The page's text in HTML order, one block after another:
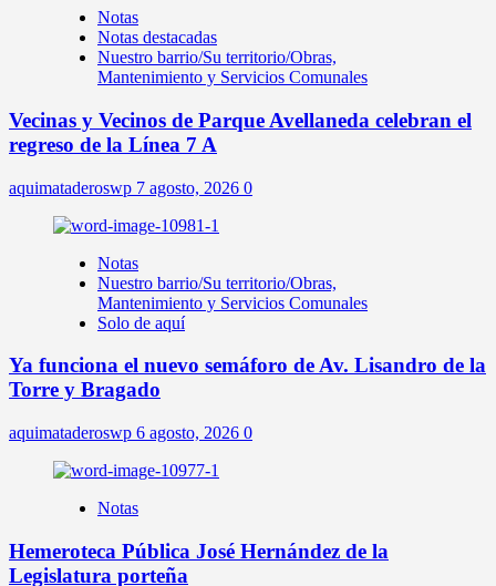
Notas
Notas destacadas
Nuestro barrio/Su territorio/Obras,
Mantenimiento y Servicios Comunales
Vecinas y Vecinos de Parque Avellaneda celebran el
regreso de la Línea 7 A
aquimataderoswp 7 agosto, 2026 0
Notas
Nuestro barrio/Su territorio/Obras,
Mantenimiento y Servicios Comunales
Solo de aquí
Ya funciona el nuevo semáforo de Av. Lisandro de la
Torre y Bragado
aquimataderoswp 6 agosto, 2026 0
Notas
Hemeroteca Pública José Hernández de la
Legislatura porteña